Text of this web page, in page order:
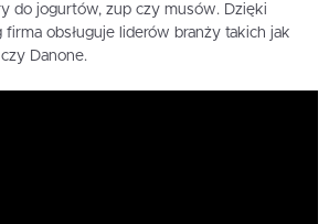
do jogurtów, zup czy musów. Dzięki
firma obsługuje liderów branży takich jak
Danone.